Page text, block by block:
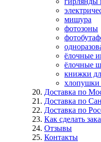
мишура
фотозоны
ёлочные
ёлочные
книжки
хлопушки
Доставка по
Доставка по
Доставка по
Как сделать
Отзывы
Контакты